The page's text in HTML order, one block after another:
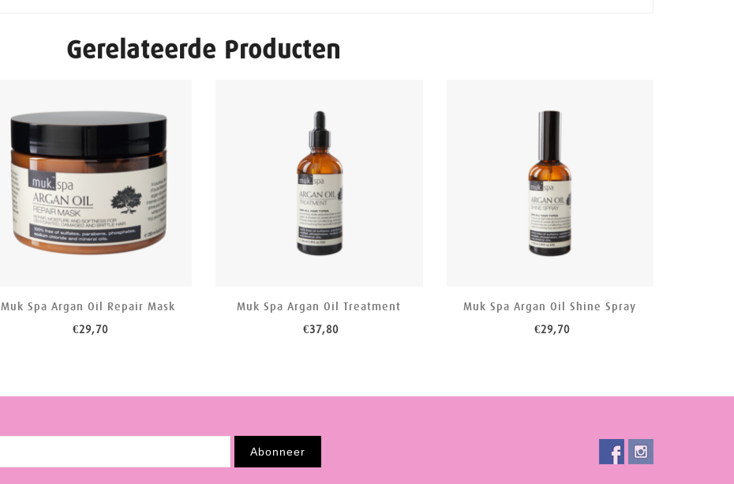
Gerelateerde Producten
Muk Spa Argan Oil Repair Mask
€29,70
Muk Spa Argan Oil Treatment
€37,80
Muk Spa Argan Oil Shine Spray
€29,70
Abonneer